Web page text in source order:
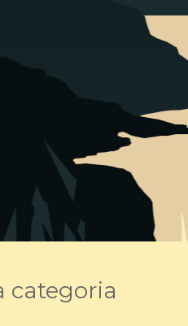
categoria